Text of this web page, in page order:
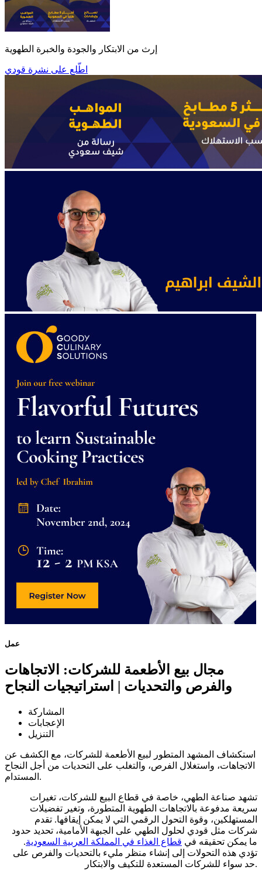
إرث من الابتكار والجودة والخبرة الطهوية
اطّلع على نشرة قودي
عمل
مجال بيع الأطعمة للشركات: الاتجاهات
والفرص والتحديات | استراتيجيات النجاح
المشاركة
الإعجابات
التنزيل
استكشاف المشهد المتطور لبيع الأطعمة للشركات، مع الكشف عن
الاتجاهات، واستغلال الفرص، والتغلب على التحديات من أجل النجاح
المستدام.
تشهد صناعة الطهي، خاصة في قطاع البيع للشركات، تغيرات
سريعة مدفوعة بالاتجاهات الطهوية المتطورة، وتغير تفضيلات
المستهلكين، وقوة التحول الرقمي التي لا يمكن إيقافها. تقدم
شركات مثل قودي لحلول الطهي على الجبهة الأمامية، تحديد حدود
ما يمكن تحقيقه في قطاع الغذاء في المملكة العربية السعودية.
تؤدي هذه التحولات إلى إنشاء منظر مليء بالتحديات والفرص على
حد سواء للشركات المستعدة للتكيف والابتكار.